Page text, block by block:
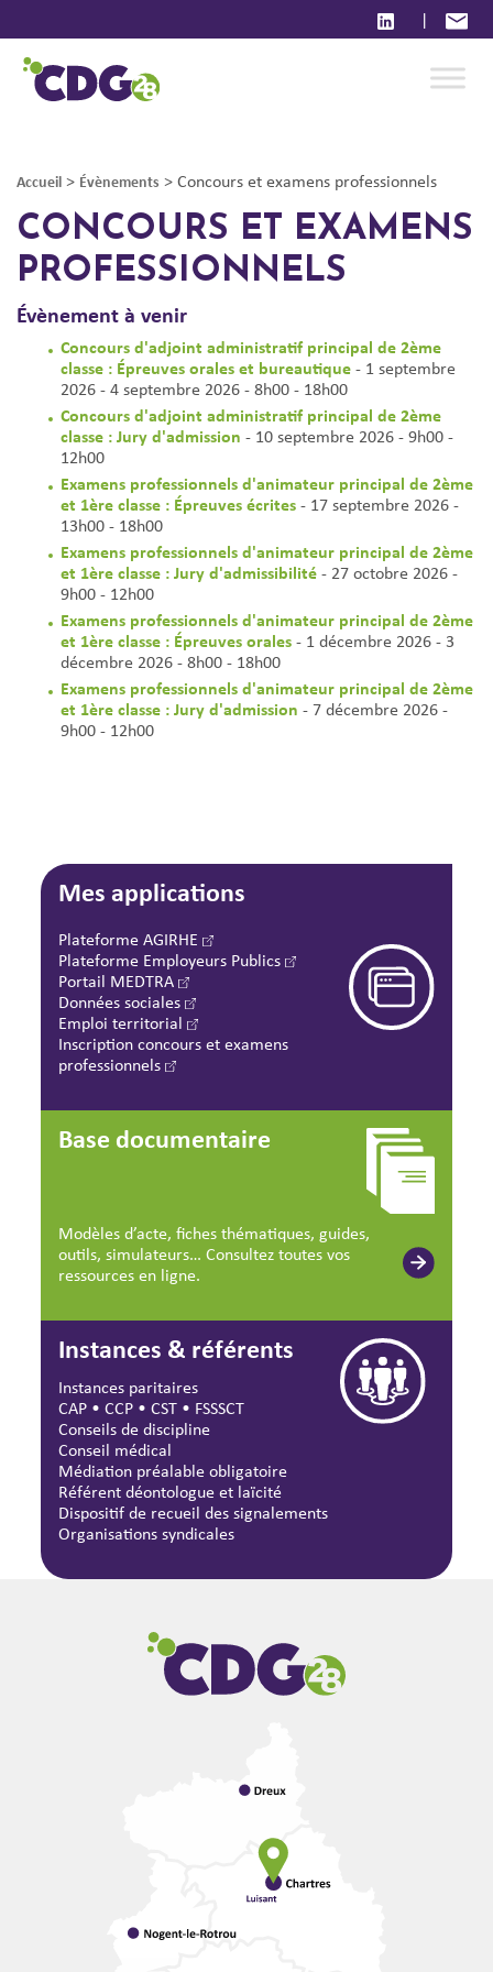
|
Accueil > Évènements >Concours et examens professionnels
CONCOURS ET EXAMENS
PROFESSIONNELS
Évènement à venir
Concours d'adjoint administratif principal de 2ème
classe : Épreuves orales et bureautique- 1 septembre
2026 - 4 septembre 2026 - 8h00 - 18h00
Concours d'adjoint administratif principal de 2ème
classe : Jury d'admission - 10 septembre 2026 - 9h00 -
12h00
Examens professionnels d'animateur principal de 2ème
et 1ère classe : Épreuves écrites- 17 septembre 2026 -
13h00 - 18h00
Examens professionnels d'animateur principal de 2ème
et 1ère classe : Jury d'admissibilité- 27 octobre 2026 -
9h00 - 12h00
Examens professionnels d'animateur principal de 2ème
et 1ère classe : Épreuves orales- 1 décembre 2026 - 3
décembre 2026 - 8h00 - 18h00
Examens professionnels d'animateur principal de 2ème
et 1ère classe : Jury d'admission - 7 décembre 2026 -
9h00 - 12h00
Mes applications
Plateforme AGIRHE
Plateforme Employeurs Publics
Portail MEDTRA
Données sociales
Emploi territorial
Inscription concours et examens
professionnels
Base documentaire
Modèles d’acte, fiches thématiques, guides,
outils, simulateurs… Consultez toutes vos
ressources en ligne.
Instances & référents
Instances paritaires
CAP •CCP •CST • FSSSCT
Conseils de discipline
Conseil médical
Médiation préalable obligatoire
Référent déontologue et laïcité
Dispositif de recueil des signalements
Organisations syndicales